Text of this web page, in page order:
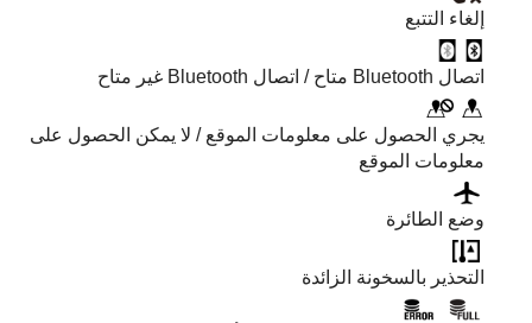
إلغاء التتبع
اتصال Bluetooth متاح / اتصال Bluetooth غير متاح
يجري الحصول على معلومات الموقع / لا يمكن الحصول على
معلومات الموقع
وضع الطائرة
التحذير بالسخونة الزائدة